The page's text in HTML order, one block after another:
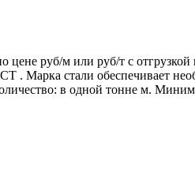
руб/м или руб/т с
стали обеспечивает
в одной тонне м.